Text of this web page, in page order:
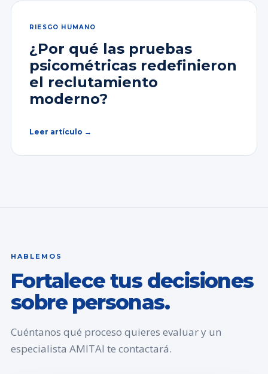
RIESGO HUMANO
¿Por qué las pruebas
psicométricas redefinieron
el reclutamiento
moderno?
Leer artículo →
HABLEMOS
Fortalece tus decisiones
sobre personas.
Cuéntanos qué proceso quieres evaluar y un
especialista AMITAI te contactará.